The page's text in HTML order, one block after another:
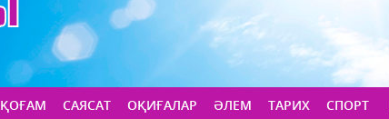
ҚОҒАМ САЯСАТ ОҚИҒАЛАР ӘЛЕМ ТАРИХ СПОРТ